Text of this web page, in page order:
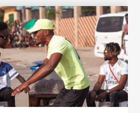
MORE ?